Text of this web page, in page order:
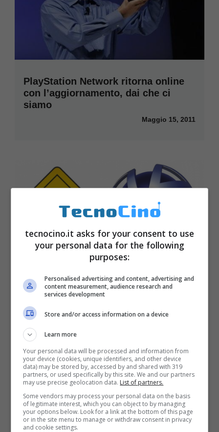
PlayStation Network ritorna online
con l’aggiornamento, dai che ci
siamo
Maggio 15, 2011
Playstation Network prossimo al
ripristino online?
tecnocino.it asks for your consent to use
your personal data for the following
purposes:
Personalised advertising and content, advertising and
content measurement, audience research and
services development
Store and/or access information on a device
Learn more
Your personal data will be processed and information from
your device (cookies, unique identifiers, and other device
data) may be stored by, accessed by and shared with 319
partners, or used specifically by this site. We and our partners
may use precise geolocation data. List of partners.
Some vendors may process your personal data on the basis
of legitimate interest, which you can object to by managing
your options below. Look for a link at the bottom of this page
or in the site menu to manage or withdraw consent in privacy
and cookie settings.